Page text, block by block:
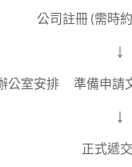
公司註冊 (需時
↓
公室安排 準備申請
↓
正式遞